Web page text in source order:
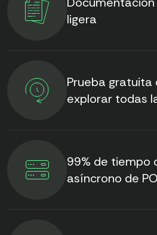
ligera
Prueba
explorar todas
99% de tiempo
asíncrono de